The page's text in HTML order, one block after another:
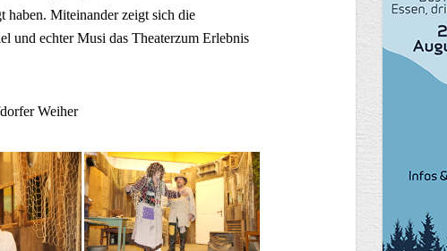
haben. Miteinander zeigt sich die
und echter Musi das Theaterzum Erlebnis
Weiher